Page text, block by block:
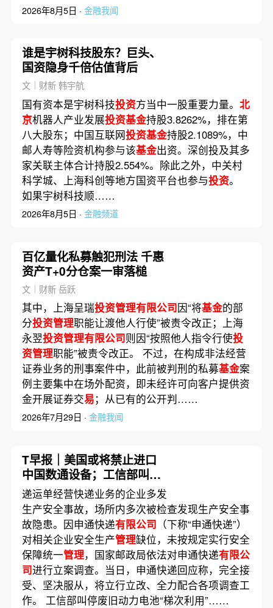
2026年8月5日 · 金融我闻
谁是宇树科技股东？巨头、
国资隐身千倍估值背后
文｜财新 韩宇航
国有资本是宇树科技投资方当中一股重要力量。 北
京机器人产业发展投资基金持股3.8262%，排在第
八大股东；中国互联网投资基金持股2.1089%，中
邮人寿等险资机构参与该基金出资。深创投及其多
家关联主体合计持股2.554%。除此之外，中关村
科学城、上海科创等地方国资平台也参与投资。
如果宇树科技顺……
2026年8月5日 · 金融频道
百亿量化私募触犯刑法 千惠
资产T+0分仓案一审落槌
文｜财新 岳跃
其中，上海呈瑞投资管理有限公司因“将基金的部
分投资管理职能让渡他人行使”被责令改正；上海
永翌投资管理有限公司则因“按照他人指令行使投
资管理职能”被责令改正。 不过，在构成非法经营
证券业务的刑事案件中，此前被判刑的私募基金案
例主要集中在场外配资，即未经许可向客户提供资
金开展证券交易；从已有的公开判……
2026年7月29日 · 金融我闻
T早报｜美国或将禁止进口
中国数通设备；工信部叫停
废旧动力电池“梯次利用”；
宇树科技启动初步询价
递运单经营快递业务的企业多发
生产安全事故，场所内多次被检查发现生产安全事
故隐患。因申通快递有限公司 （下称“申通快递”）
对相关企业安全生产管理缺位，未按规定实行安全
保障统一管理，国家邮政局依法对申通快递有限公
司进行立案调查。当日，申通快递回应称，完全接
受、坚决服从，将立行立改、全力配合各项调查工
作。 工信部叫停废旧动力电池“梯次利用”……